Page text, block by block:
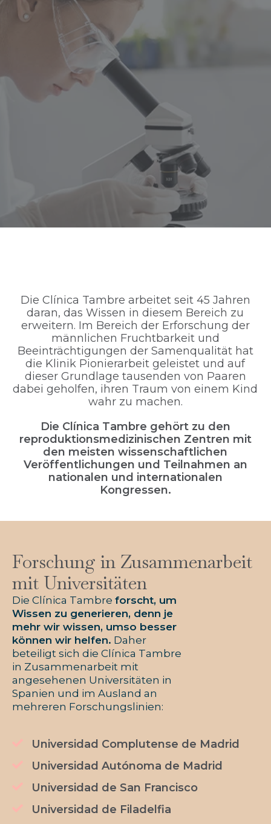
Die Clínica Tambre arbeitet seit 45 Jahren
daran, das Wissen in diesem Bereich zu
erweitern. Im Bereich der Erforschung der
männlichen Fruchtbarkeit und
Beeinträchtigungen der Samenqualität hat
die Klinik Pionierarbeit geleistet und auf
dieser Grundlage tausenden von Paaren
dabei geholfen, ihren Traum von einem Kind
wahr zu machen.
Die Clínica Tambre gehört zu den
reproduktionsmedizinischen Zentren mit
den meisten wissenschaftlichen
Veröffentlichungen und Teilnahmen an
nationalen und internationalen
Kongressen.
Forschung in Zusammenarbeit
mit Universitäten
Die Clínica Tambre forscht, um
Wissen zu generieren, denn je
mehr wir wissen, umso besser
können wir helfen. Daher
beteiligt sich die Clínica Tambre
in Zusammenarbeit mit
angesehenen Universitäten in
Spanien und im Ausland an
mehreren Forschungslinien:
Universidad Complutense de Madrid
Universidad Autónoma de Madrid
Universidad de San Francisco
Universidad de Filadelfia